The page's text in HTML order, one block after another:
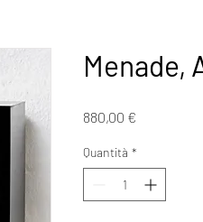
Menade,
880,00 €
Quantità *